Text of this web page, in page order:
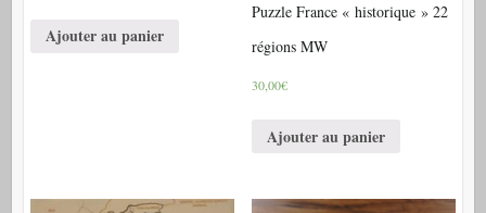
Ajouter au panier
Puzzle France « historique » 22
régions MW
30,00€
Ajouter au panier